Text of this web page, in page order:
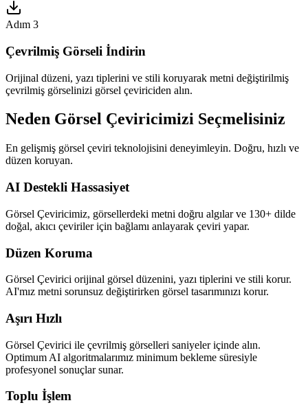
Adım 3
Çevrilmiş Görseli İndirin
Orijinal düzeni, yazı tiplerini ve stili koruyarak metni değiştirilmiş
çevrilmiş görselinizi görsel çeviriciden alın.
Neden Görsel Çeviricimizi Seçmelisiniz
En gelişmiş görsel çeviri teknolojisini deneyimleyin. Doğru, hızlı ve
düzen koruyan.
AI Destekli Hassasiyet
Görsel Çeviricimiz, görsellerdeki metni doğru algılar ve 130+ dilde
doğal, akıcı çeviriler için bağlamı anlayarak çeviri yapar.
Düzen Koruma
Görsel Çevirici orijinal görsel düzenini, yazı tiplerini ve stili korur.
AI'mız metni sorunsuz değiştirirken görsel tasarımınızı korur.
Aşırı Hızlı
Görsel Çevirici ile çevrilmiş görselleri saniyeler içinde alın.
Optimum AI algoritmalarımız minimum bekleme süresiyle
profesyonel sonuçlar sunar.
Toplu İşlem